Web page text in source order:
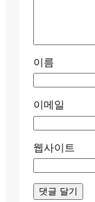
이름
이메일
웹사이트